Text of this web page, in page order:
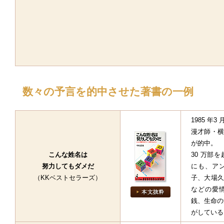
数々の予言を的中させた著書の一例
こんな姓名は
努力してもダメだ
（KKベストセラーズ）
1985 年3
漫才師・
が的中。
30 万部を
にも、ア
子、大場
などの愛
銭、生命
がしてい